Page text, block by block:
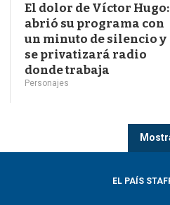
El dolor de Víctor Hugo:
abrió su programa con
un minuto de silencio y
se privatizará radio
donde trabaja
Personajes
EL PAÍS